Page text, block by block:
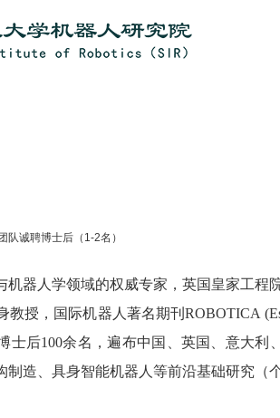
队诚聘博士后（1-2名）
器人学领域的权威专家，英国皇家工程
授，国际机器人著名期刊ROBOTICA
士后100余名，遍布中国、英国、意大
造、具身智能机器人等前沿基础研究（